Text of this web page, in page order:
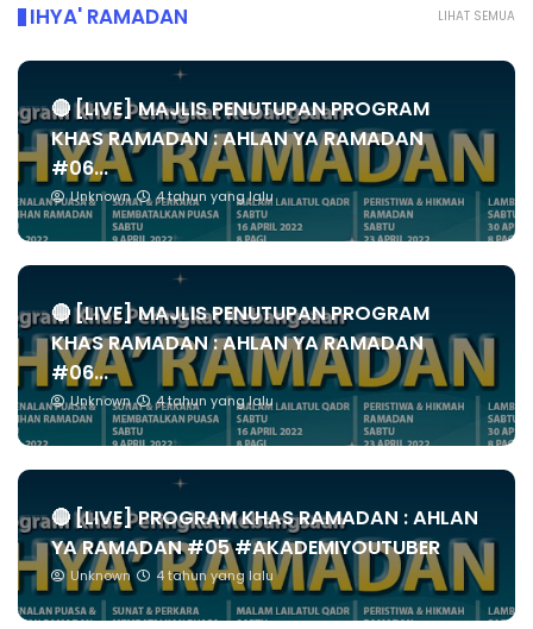
LIHAT SEMUA
IHYA' RAMADAN
🔴 [LIVE] MAJLIS PENUTUPAN PROGRAM
KHAS RAMADAN : AHLAN YA RAMADAN
#06...
Unknown 4 tahun yang lalu
🔴 [LIVE] MAJLIS PENUTUPAN PROGRAM
KHAS RAMADAN : AHLAN YA RAMADAN
#06...
Unknown 4 tahun yang lalu
🔴 [LIVE] PROGRAM KHAS RAMADAN : AHLAN
YA RAMADAN #05 #AKADEMIYOUTUBER
Unknown 4 tahun yang lalu